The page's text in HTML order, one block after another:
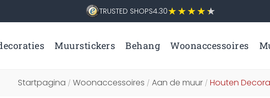
TRUSTED SHOPS4.30
Muurstickers Behang Woonaccessoires
Startpagina / Woonaccessoires / Aan de muur/ Houten